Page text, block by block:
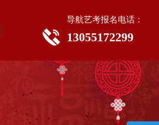
导航艺考报名电话：
13055172299